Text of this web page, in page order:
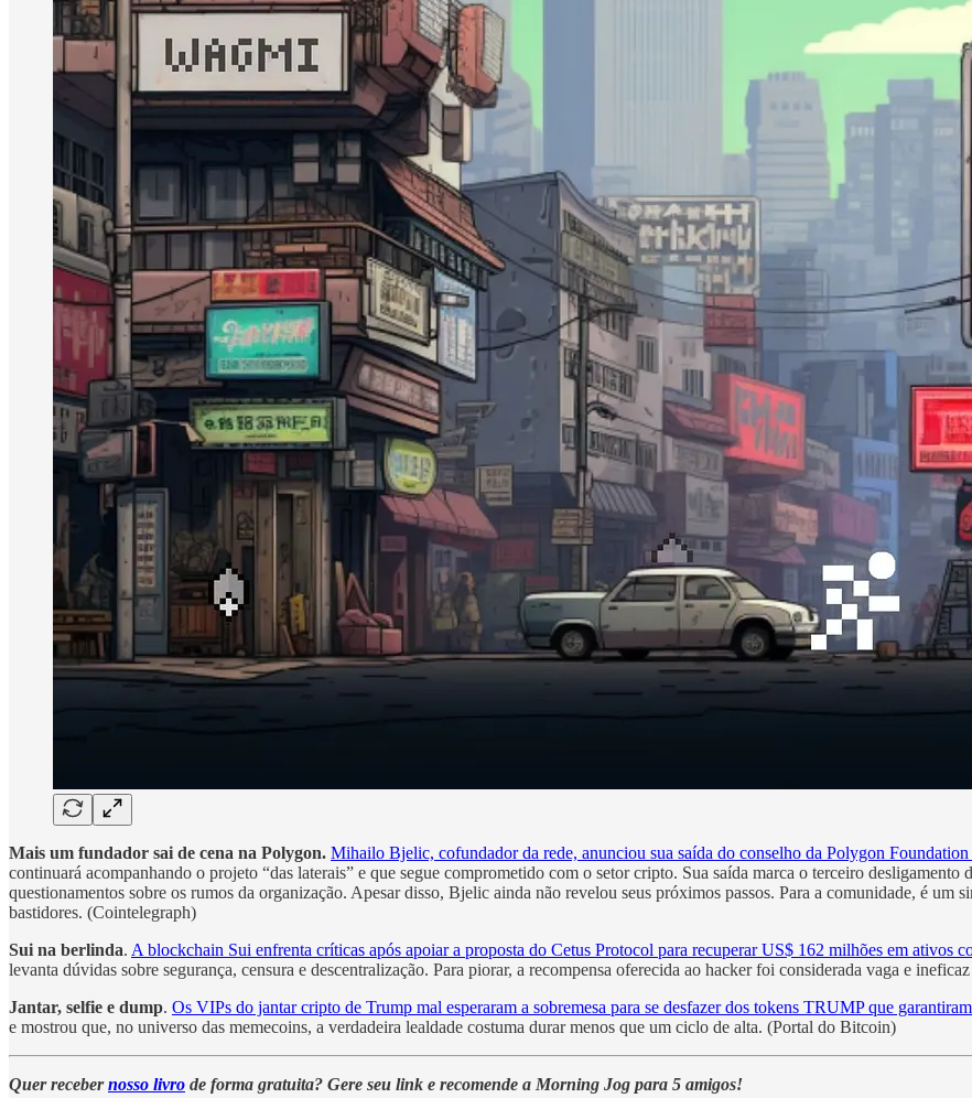
Mais um fundador sai de cena na Polygon. Mihailo Bjelic, cofundador da rede, anunciou sua saída do conselho da Polygon
continuará acompanhando o projeto “das laterais” e que segue comprometido com o setor cripto. Sua saída marca o terceiro
questionamentos sobre os rumos da organização. Apesar disso, Bjelic ainda não revelou seus próximos passos. Para a comunidade, é um
bastidores. (Cointelegraph)
Sui na berlinda. A blockchain Sui enfrenta críticas após apoiar a proposta do Cetus Protocol para recuperar US$ 162 milhões em ativos
levanta dúvidas sobre segurança, censura e descentralização. Para piorar, a recompensa oferecida ao hacker foi considerada vaga e
Jantar, selfie e dump. Os VIPs do jantar cripto de Trump mal esperaram a sobremesa para se desfazer dos tokens TRUMP que garantiram
e mostrou que, no universo das memecoins, a verdadeira lealdade costuma durar menos que um ciclo de alta. (Portal do Bitcoin)
Quer recebernosso livro de forma gratuita? Gere seu link e recomende a Morning Jog para 5 amigos!